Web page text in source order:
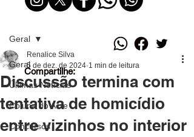
Geral
Últimas Notícias
Coluna do Acre
Concursos
Geral
Discussão termina com
tentativa de homicídio
entre vizinhos no interior
Renalice Silva
5 de dez. de 2024 1 min de leitura
Compartilhe: